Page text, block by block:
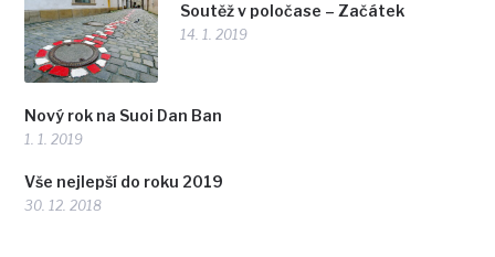
Soutěž v poločase – Začátek
14. 1. 2019
Nový rok na Suoi Dan Ban
1. 1. 2019
Vše nejlepší do roku 2019
30. 12. 2018